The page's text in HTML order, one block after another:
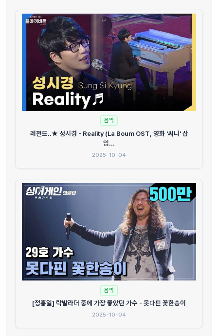
음악
레전드..★ 성시경 - Reality (La Boum OST, 영화 '써니' 삽
입...
2025-10-04
음악
[정홍일] 락발라더 중에 가장 좋았던 가수 - 못다핀 꽃한송이
2025-10-04